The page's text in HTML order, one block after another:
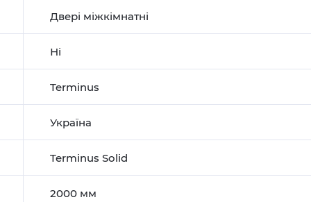
Двері міжкімнатні
Ні
Terminus
Україна
Terminus Solid
2000 мм